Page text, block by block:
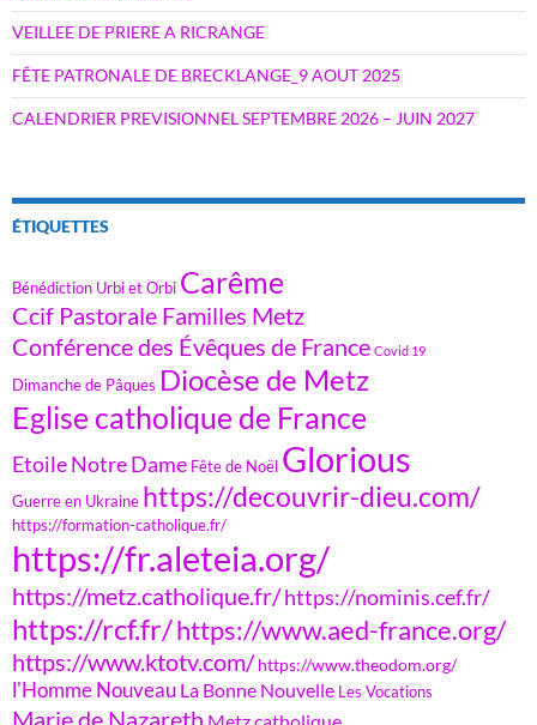
VEILLEE DE PRIERE A RICRANGE
FÊTE PATRONALE DE BRECKLANGE_9 AOUT 2025
CALENDRIER PREVISIONNEL SEPTEMBRE 2026 – JUIN 2027
ÉTIQUETTES
Bénédiction Urbi et Orbi Carême
Ccif Pastorale Familles Metz
Conférence des Évêques de France Covid 19
Dimanche de Pâques Diocèse de Metz
Eglise catholique de France
Etoile Notre Dame Fête de Noël Glorious
Guerre en Ukraine https://decouvrir-dieu.com/
https://formation-catholique.fr/
https://fr.aleteia.org/
https://metz.catholique.fr/https://nominis.cef.fr/
https://rcf.fr/https://www.aed-france.org/
https://www.ktotv.com/ https://www.theodom.org/
l'Homme Nouveau La Bonne Nouvelle Les Vocations
Marie de Nazareth